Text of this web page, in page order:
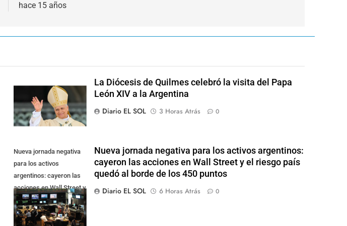
hace 15 años
La Diócesis de Quilmes celebró la visita del Papa
León XIV a la Argentina
Diario EL SOL
3 Horas Atrás 0
Nueva jornada negativa
para los activos
argentinos: cayeron las
acciones en Wall Street y
el riesgo país quedó al
borde de los 450 punt
Nueva jornada negativa para los activos argentinos:
cayeron las acciones en Wall Street y el riesgo país
quedó al borde de los 450 puntos
Diario EL SOL
6 Horas Atrás 0